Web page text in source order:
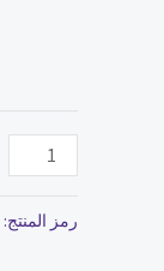
رمز المنتج: